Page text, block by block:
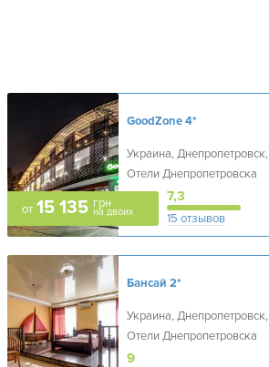
от 15 135 грн
на двоих
GoodZone4*
Украина, Днепропетровск,
Отели Днепропетровска
7,3
15 отзывов
Бансай 2*
Украина, Днепропетровск,
Отели Днепропетровска
9